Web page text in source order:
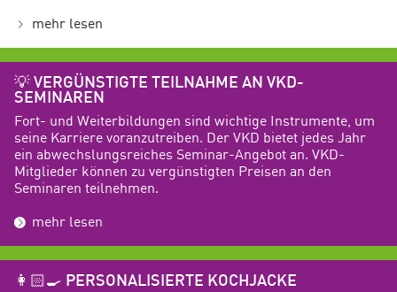
mehr lesen
💡 VERGÜNSTIGTE TEILNAHME AN VKD-
SEMINAREN
Fort- und Weiterbildungen sind wichtige Instrumente, um
seine Karriere voranzutreiben. Der VKD bietet jedes Jahr
ein abwechslungsreiches Seminar-Angebot an. VKD-
Mitglieder können zu vergünstigten Preisen an den
Seminaren teilnehmen.
mehr lesen
👩🏻‍🍳 PERSONALISIERTE KOCHJACKE